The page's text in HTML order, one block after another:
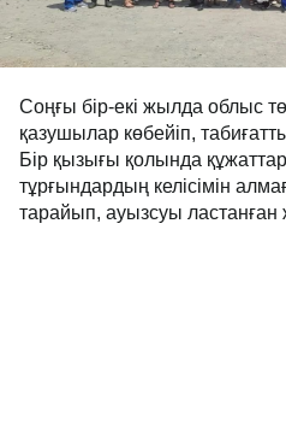
Соңғы бір-екі жылда облыс
қазушылар көбейіп,
Бір қызығы қолында
тұрғындардың келісімін
тарайып, ауызсуы